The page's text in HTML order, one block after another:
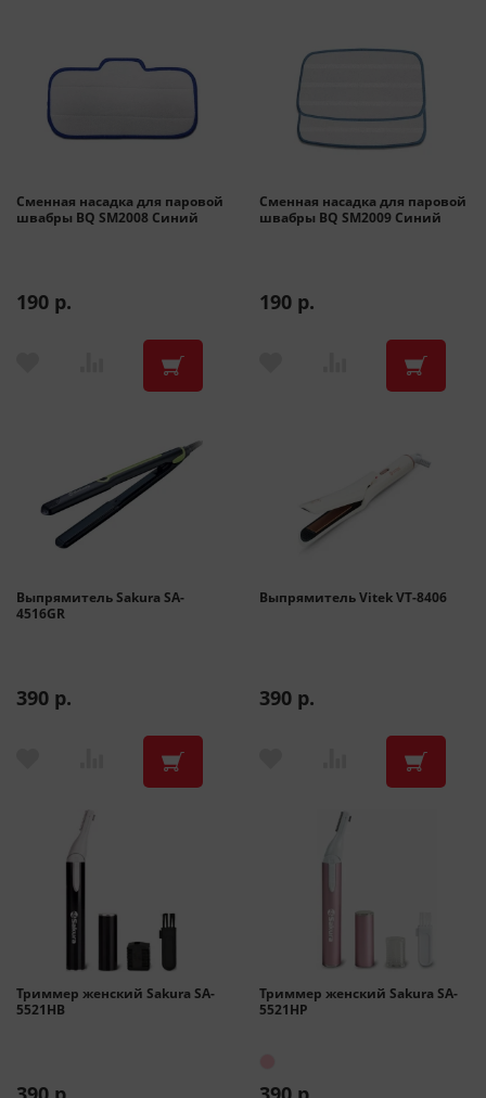
Сменная насадка для паровой
швабры BQ SM2008 Синий
190 р.
Сменная насадка для паровой
швабры BQ SM2009 Синий
190 р.
Выпрямитель Sakura SA-
4516GR
390 р.
Выпрямитель Vitek VT-8406
390 р.
Триммер женский Sakura SA-
5521HB
Триммер женский Sakura SA-
5521HP